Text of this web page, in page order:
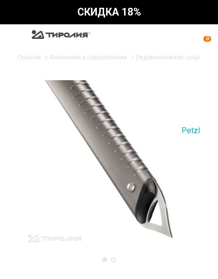
СКИДКА 18%
0
Главная Альпинизм и скалолазание Ледово-снежное
Petzl